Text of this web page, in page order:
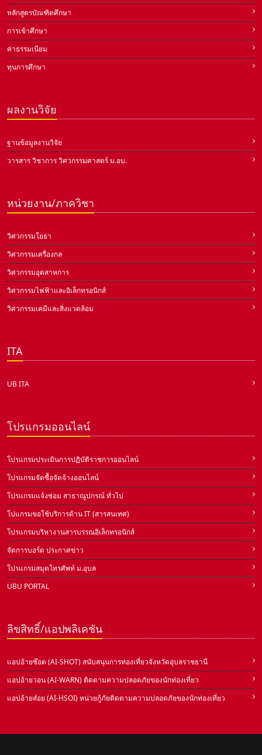
หลักสูตรบัณฑิตศึกษา
การเข้าศึกษา
ค่าธรรมเนียม
ทุนการศึกษา
ผลงานวิจัย
ฐานข้อมูลงานวิจัย
วารสาร วิชาการ วิศวกรรมศาสตร์ ม.อบ.
หน่วยงาน/ภาควิชา
วิศวกรรมโยธา
วิศวกรรมเครื่องกล
วิศวกรรมอุตสาหการ
วิศวกรรมไฟฟ้าและอิเล็กทรอนิกส์
วิศวกรรมเคมีและสิ่งแวดล้อม
ITA
UB ITA
โปรแกรมออนไลน์
โปรแกรมประเมินการปฏิบัติราชการออนไลน์
โปรแกรมจัดซื้อจัดจ้างออนไลน์
โปรแกรมแจ้งซ่อม สาธาณูปกรณ์ ทั่วไป
โปแกรมขอใช้บริการด้าน IT (สารสนเทศ)
โปรแกรมบริหางานสารบรรณอิเล็กทรอนิกส์
จัดการบอร์ด ประกาศข่าว
โปรแกรมสมุดโทรศัพท์ ม.อุบล
UBU PORTAL
ลิขสิทธิ์/แอปพลิเคชัน
แอปอ้ายซ๊อต (AI-SHOT) สนับสนุนการท่องเที่ยวจังหวัดอุบลราชธานี
แอปอ้ายวอน (AI-WARN) ติดตามความปลอดภัยของนักท่องเที่ยว
แอปอ้ายส๋อย (AI-HSOI) หน่วยกู้ภัยติดตามความปลอดภัยของนักท่องเที่ยว